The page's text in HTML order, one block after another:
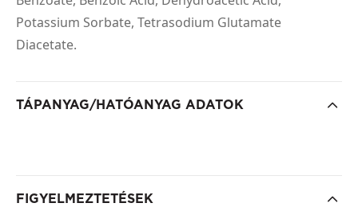
Potassium Sorbate, Tetrasodium Glutamate
Diacetate.
TÁPANYAG/HATÓANYAG ADATOK
FIGYELMEZTETÉSEK